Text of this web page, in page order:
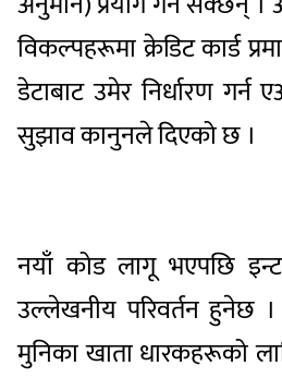
विकल्पहरूमा क्रेडिट कार्ड
डेटाबाट उमेर निर्धारण
सुझाव कानुनले दिएको छ ।
नयाँ कोड लागू भएपछि
उल्लेखनीय परिवर्तन हुनेछ
मुनिका खाता धारकहरूको